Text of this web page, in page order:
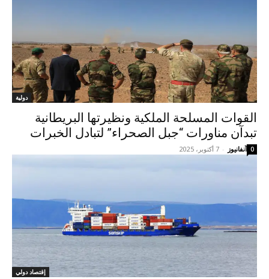
دولية
القوات المسلحة الملكية ونظيرتها البريطانية
تبدآن مناورات “جبل الصحراء” لتبادل الخبرات
آنفانيوز - 7 أكتوبر، 2025 0
إقتصاد دولي